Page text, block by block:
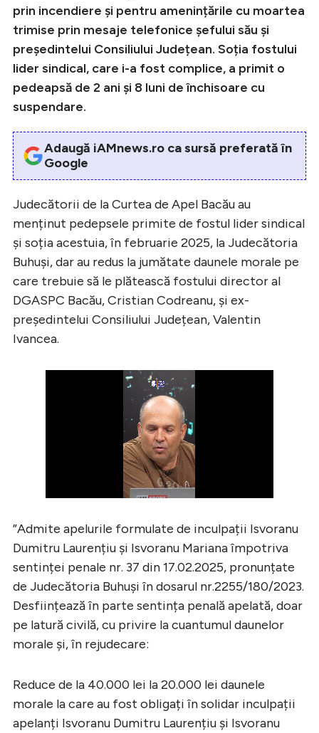
prin incendiere și pentru amenințările cu moartea
trimise prin mesaje telefonice șefului său și
președintelui Consiliului Județean. Soția fostului
lider sindical, care i-a fost complice, a primit o
pedeapsă de 2 ani și 8 luni de închisoare cu
suspendare.
Adaugă iAMnews.ro ca sursă preferată în
Google
Judecătorii de la Curtea de Apel Bacău au
menținut pedepsele primite de fostul lider sindical
și soția acestuia, în februarie 2025, la Judecătoria
Buhuși, dar au redus la jumătate daunele morale pe
care trebuie să le plătească fostului director al
DGASPC Bacău, Cristian Codreanu, și ex-
președintelui Consiliului Județean, Valentin
Ivancea.
”Admite apelurile formulate de inculpații Isvoranu
Dumitru Laurențiu şi Isvoranu Mariana împotriva
sentinței penale nr. 37 din 17.02.2025, pronunțate
de Judecătoria Buhuşi în dosarul nr.2255/180/2023.
Desființează în parte sentința penală apelată, doar
pe latură civilă, cu privire la cuantumul daunelor
morale şi, în rejudecare:
Reduce de la 40.000 lei la 20.000 lei daunele
morale la care au fost obligați în solidar inculpații
apelanți Isvoranu Dumitru Laurențiu şi Isvoranu